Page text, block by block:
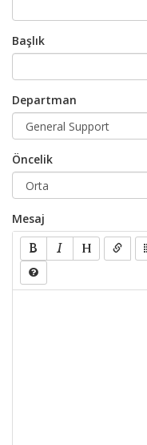
Başlık
Departman
Öncelik
Mesaj